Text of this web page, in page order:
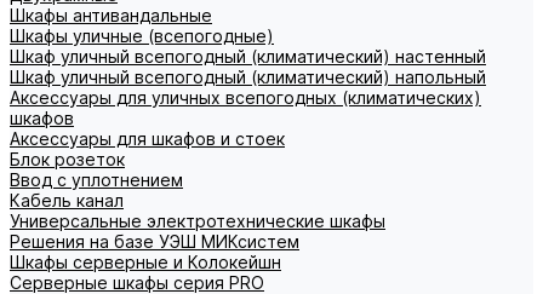
Шкафы антивандальные
Шкафы уличные (всепогодные)
Шкаф уличный всепогодный (климатический) настенный
Шкаф уличный всепогодный (климатический) напольный
Аксессуары для уличных всепогодных (климатических)
шкафов
Аксессуары для шкафов и стоек
Блок розеток
Ввод с уплотнением
Кабель канал
Универсальные электротехнические шкафы
Решения на базе УЭШ МИКсистем
Шкафы серверные и Колокейшн
Серверные шкафы серия PRO